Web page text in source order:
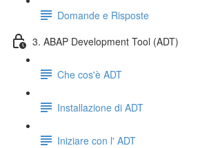
Domande e Risposte
3. ABAP Development Tool (ADT)
Che cos'è ADT
Installazione di ADT
Iniziare con l' ADT